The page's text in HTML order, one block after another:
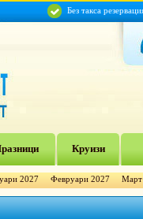
Без такса
Круизи
2027 Февруари 2027 Март